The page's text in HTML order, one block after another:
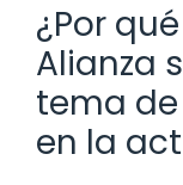
¿Por
Alianza
tema
en la